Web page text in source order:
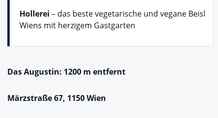
Hollerei – das beste vegetarische und vegane Beisl
Wiens mit herzigem Gastgarten
Das Augustin: 1200 m entfernt
Märzstraße 67, 1150 Wien